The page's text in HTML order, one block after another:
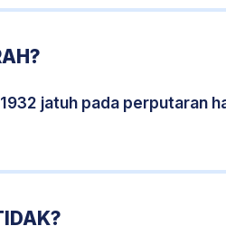
jatuh pada perputaran